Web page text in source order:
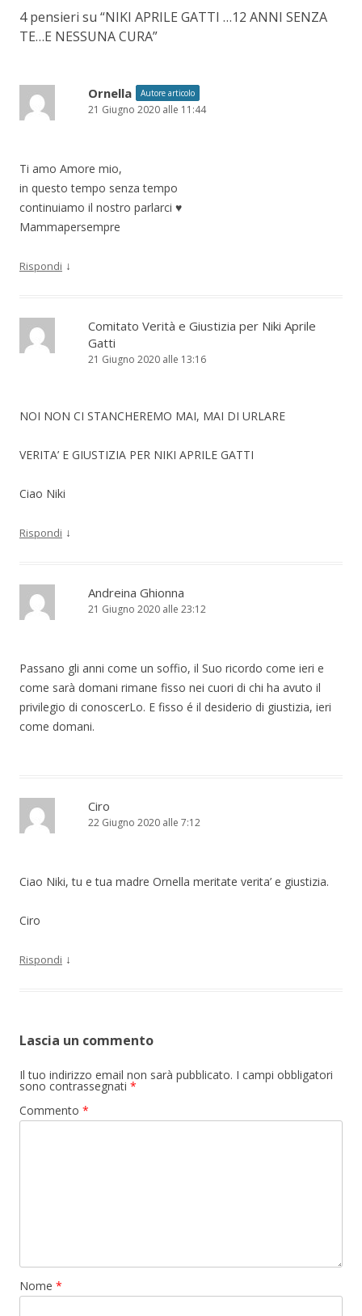
4 pensieri su “NIKI APRILE GATTI …12 ANNI SENZA
TE…E NESSUNA CURA”
Ornella Autore articolo
21 Giugno 2020 alle 11:44
Ti amo Amore mio,
in questo tempo senza tempo
continuiamo il nostro parlarci ♥
Mammapersempre
Rispondi ↓
Comitato Verità e Giustizia per Niki Aprile
Gatti
21 Giugno 2020 alle 13:16
NOI NON CI STANCHEREMO MAI, MAI DI URLARE
VERITA’ E GIUSTIZIA PER NIKI APRILE GATTI
Ciao Niki
Rispondi ↓
Andreina Ghionna
21 Giugno 2020 alle 23:12
Passano gli anni come un soffio, il Suo ricordo come ieri e
come sarà domani rimane fisso nei cuori di chi ha avuto il
privilegio di conoscerLo. E fisso é il desiderio di giustizia, ieri
come domani.
Ciro
22 Giugno 2020 alle 7:12
Ciao Niki, tu e tua madre Ornella meritate verita’ e giustizia.
Ciro
Rispondi ↓
Lascia un commento
Il tuo indirizzo email non sarà pubblicato. I campi obbligatori
sono contrassegnati *
Commento *
Nome *